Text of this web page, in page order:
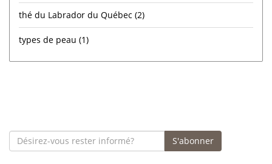
thé du Labrador du Québec (2)
types de peau (1)
S'abonner